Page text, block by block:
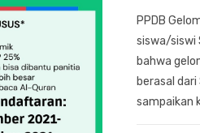
PPDB
siswa/siswi
bahwa
berasal
sampaikan